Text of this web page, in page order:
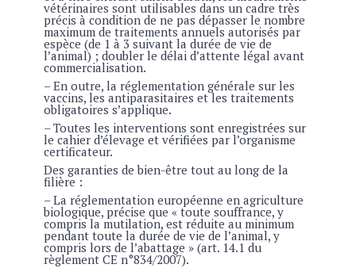
vétérinaires sont utilisables dans un cadre très
précis à condition de ne pas dépasser le nombre
maximum de traitements annuels autorisés par
espèce (de 1 à 3 suivant la durée de vie de
l’animal) ; doubler le délai d’attente légal avant
commercialisation.
– En outre, la réglementation générale sur les
vaccins, les antiparasitaires et les traitements
obligatoires s’applique.
– Toutes les interventions sont enregistrées sur
le cahier d’élevage et vérifiées par l’organisme
certificateur.
Des garanties de bien-être tout au long de la
filière :
– La réglementation européenne en agriculture
biologique, précise que « toute souffrance, y
compris la mutilation, est réduite au minimum
pendant toute la durée de vie de l’animal, y
compris lors de l’abattage » (art. 14.1 du
règlement CE n°834/2007).